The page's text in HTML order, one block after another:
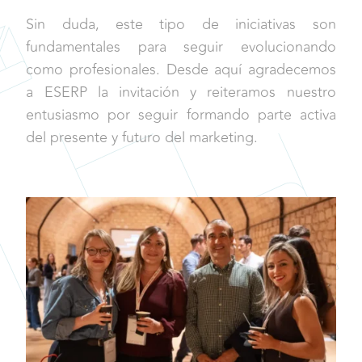
Sin duda, este tipo de iniciativas son
fundamentales para seguir evolucionando
como profesionales. Desde aquí agradecemos
a ESERP la invitación y reiteramos nuestro
entusiasmo por seguir formando parte activa
del presente y futuro del marketing.